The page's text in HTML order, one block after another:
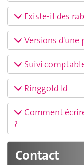
Existe-il des
Versions d'une
Suivi
Ringgold Id
Comment
?
Contact